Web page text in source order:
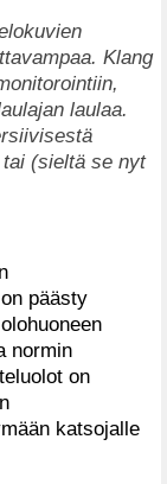
Klang
laulaa.
(sieltä se nyt
päästy
normin
on
katsojalle